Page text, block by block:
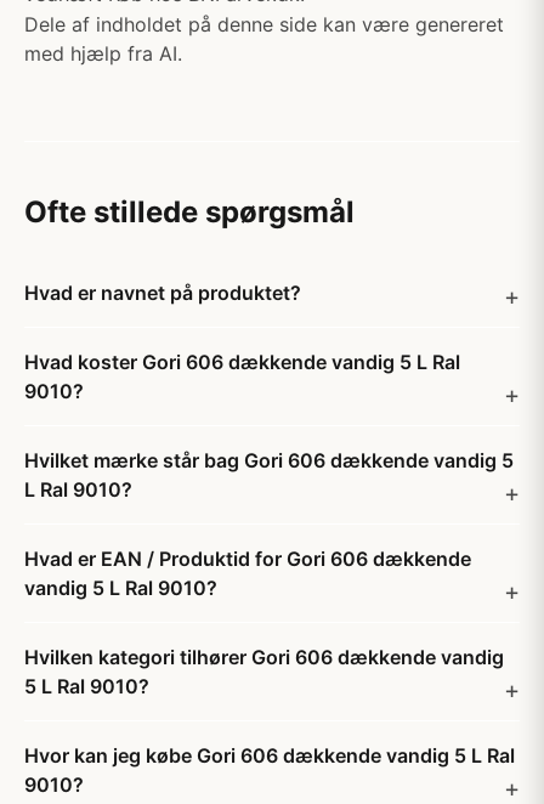
Dele af indholdet på denne side kan være genereret
med hjælp fra AI.
Ofte stillede spørgsmål
Hvad er navnet på produktet?
Hvad koster Gori 606 dækkende vandig 5 L Ral
9010?
Hvilket mærke står bag Gori 606 dækkende vandig 5
L Ral 9010?
Hvad er EAN / Produktid for Gori 606 dækkende
vandig 5 L Ral 9010?
Hvilken kategori tilhører Gori 606 dækkende vandig
5 L Ral 9010?
Hvor kan jeg købe Gori 606 dækkende vandig 5 L Ral
9010?